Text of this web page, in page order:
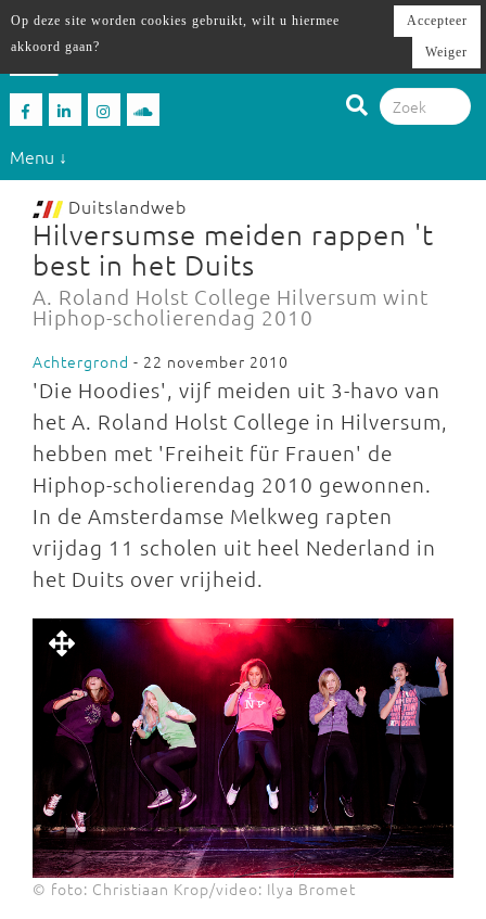
Menu ↓
Duitslandweb
Hilversumse meiden rappen 't
best in het Duits
A. Roland Holst College Hilversum wint
Hiphop-scholierendag 2010
Achtergrond - 22 november 2010
'Die Hoodies', vijf meiden uit 3-havo van
het A. Roland Holst College in Hilversum,
hebben met 'Freiheit für Frauen' de
Hiphop-scholierendag 2010 gewonnen.
In de Amsterdamse Melkweg rapten
vrijdag 11 scholen uit heel Nederland in
het Duits over vrijheid.
© foto: Christiaan Krop/video: Ilya Bromet
Op deze site worden cookies gebruikt, wilt u hiermee
akkoord gaan?
Accepteer
Weiger